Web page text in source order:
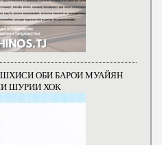
ОБИ БАРОИ МУАЙЯН
ШУРИИ ХОК